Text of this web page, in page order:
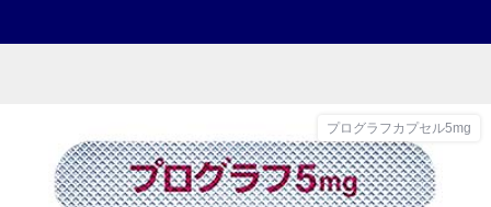
プログラフカプセル5mg